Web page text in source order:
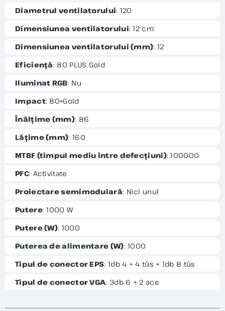
Diametrul ventilatorului: 120
Dimensiunea ventilatorului: 12 cm
Dimensiunea ventilatorului (mm): 12
Eficiență: 80 PLUS Gold
Iluminat RGB: Nu
Impact: 80+Gold
Înălțime (mm): 86
Lățime (mm): 160
MTBF (timpul mediu între defecțiuni): 100000
PFC: Activitate
Proiectare semimodulară: Nici unul
Putere: 1000 W
Putere (W): 1000
Puterea de alimentare (W): 1000
Tipul de conector EPS: 1db 4 + 4 tûs + 1db 8 tûs
Tipul de conector VGA: 3db 6 + 2 ace